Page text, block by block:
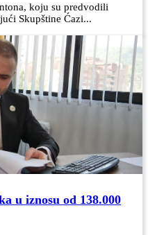
koju su predvodili
Skupštine Ćazi...
u iznosu od 138.000